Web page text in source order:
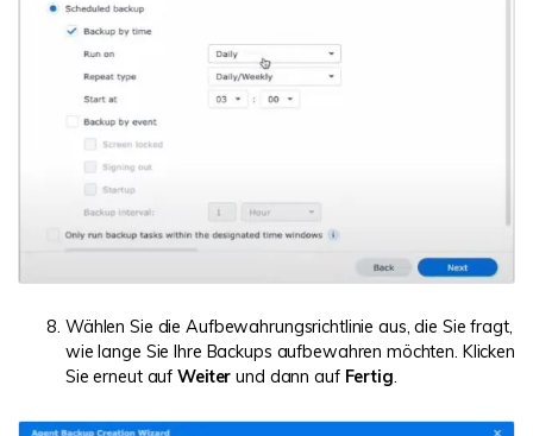
Wählen Sie die Aufbewahrungsrichtlinie aus, die Sie fragt,
wie lange Sie Ihre Backups aufbewahren möchten. Klicken
Sie erneut auf Weiter und dann auf Fertig.